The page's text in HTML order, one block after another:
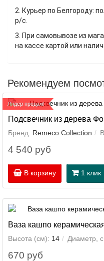
2. Курьер по Белгороду:
р/с.
3. При самовывозе из
на кассе картой или
Рекомендуем
Лидер продаж!
Подсвечник из дерева
Бренд: Remeco Collection
4 540 руб
В корзину 1 клик
Ваза кашпо
Высота (см): 14 Диаметр,
670 руб